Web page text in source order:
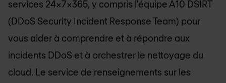
services 24x7x365, y compris l'équipe A10 DSIRT
(DDoS Security Incident Response Team) pour
vous aider à comprendre et à répondre aux
incidents DDoS et à orchestrer le nettoyage du
cloud. Le service de renseignements sur les